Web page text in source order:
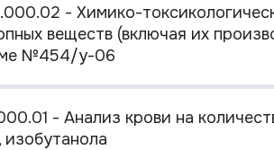
- Химико-
веществ (включая их
№454/у-06
- Анализ крови на
изобутанола